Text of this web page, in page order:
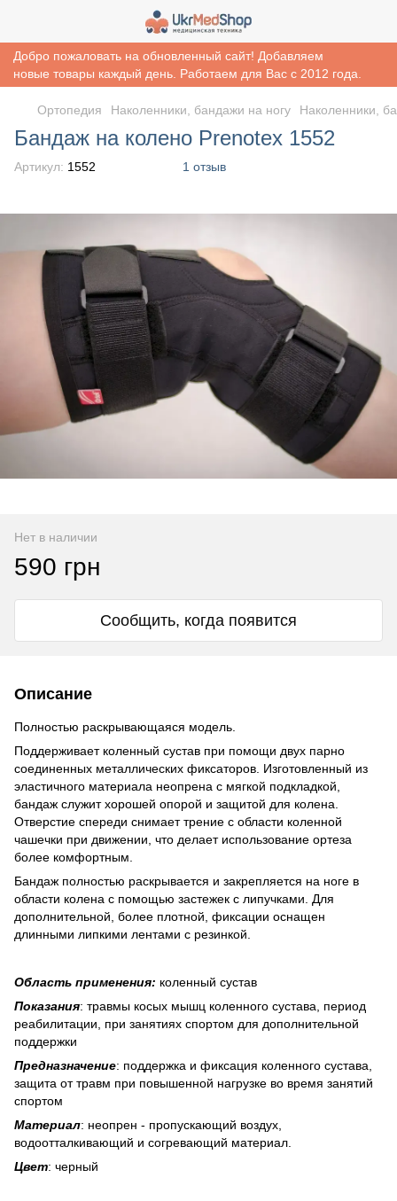
Добро пожаловать на обновленный сайт! Добавляем
новые товары каждый день. Работаем для Вас с 2012 года.
Ортопедия Наколенники, бандажи на ногу Наколенники,
Бандаж на колено Prenotex 1552
Артикул: 1552 1 отзыв
Нет в наличии
590 грн
Сообщить, когда появится
Описание
Полностью раскрывающаяся модель.
Поддерживает коленный сустав при помощи двух парно
соединенных металлических фиксаторов. Изготовленный из
эластичного материала неопрена с мягкой подкладкой,
бандаж служит хорошей опорой и защитой для колена.
Отверстие спереди снимает трение с области коленной
чашечки при движении, что делает использование ортеза
более комфортным.
Бандаж полностью раскрывается и закрепляется на ноге в
области колена с помощью застежек с липучками. Для
дополнительной, более плотной, фиксации оснащен
длинными липкими лентами с резинкой.
Область применения: коленный сустав
Показания: травмы косых мышц коленного сустава, период
реабилитации, при занятиях спортом для дополнительной
поддержки
Предназначение: поддержка и фиксация коленного сустава,
защита от травм при повышенной нагрузке во время занятий
спортом
Материал: неопрен - пропускающий воздух,
водоотталкивающий и согревающий материал.
Цвет: черный